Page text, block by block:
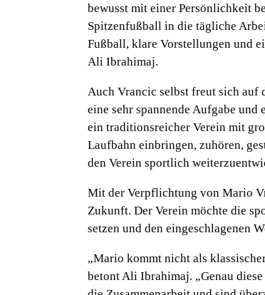
bewusst mit einer Persönlichkeit
Spitzenfußball in die tägliche
Fußball, klare Vorstellungen und
Ali Ibrahimaj.
Auch Vrancic selbst freut sich auf
eine sehr spannende Aufgabe
ein traditionsreicher Verein mit
Laufbahn einbringen, zuhören,
den Verein sportlich
Mit der Verpflichtung von Mario
Zukunft. Der Verein möchte die
setzen und den eingeschlagenen
„Mario kommt nicht als
betont Ali Ibrahimaj. „Genau